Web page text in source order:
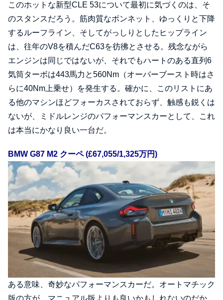
このホットな新型CLE 53について最初に気づくのは、そ
のスタンスだろう。筋肉質なボンネット、ゆっくりと下降
するルーフライン、そしてがっしりとしたヒップライン
は、往年のV8を積んだC63を彷彿とさせる。残念ながら
エンジンは同じではないが、それでもハートのある直列6
気筒ターボは443馬力と560Nm（オーバーブースト時はさ
らに40Nm上乗せ）を発生する。確かに、このリストにあ
る他のマシンほどフォーカスされておらず、触感も鋭くは
ないが、ミドルレンジのパフォーマンスカーとして、これ
は本当にかなり良い一台だ。
BMW G87 M2 クーペ (£67,055/1,325万円)
ある意味、奇妙なパフォーマンスカーだ。オートマチック